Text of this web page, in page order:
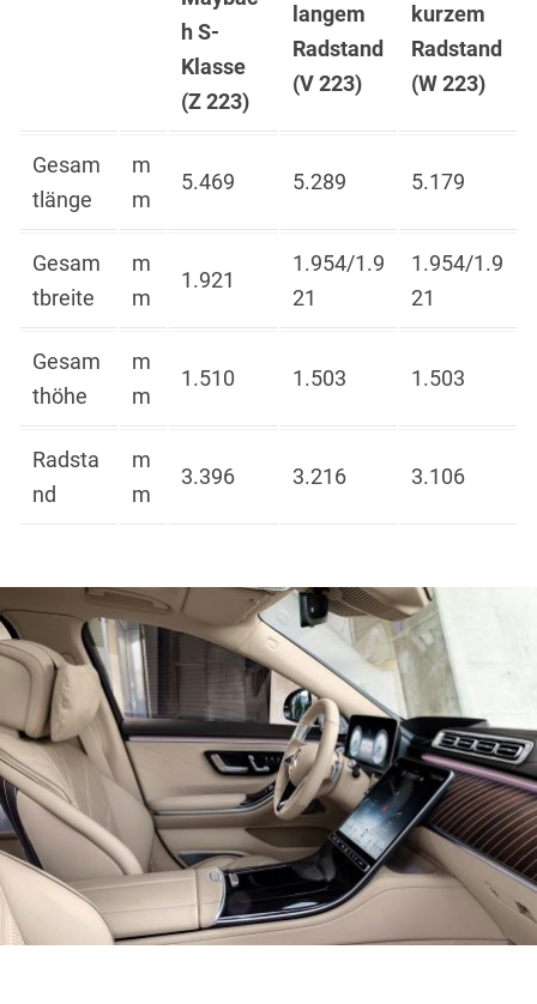
h S-
Klasse
(Z 223)
langem
Radstand
(V 223)
kurzem
Radstand
(W 223)
Gesam
tlänge
m
m
5.469 5.289 5.179
Gesam
tbreite
m
m
1.921
1.954/1.9
21
1.954/1.9
21
Gesam
thöhe
m
m
1.510 1.503 1.503
Radsta
nd
m
m
3.396 3.216 3.106